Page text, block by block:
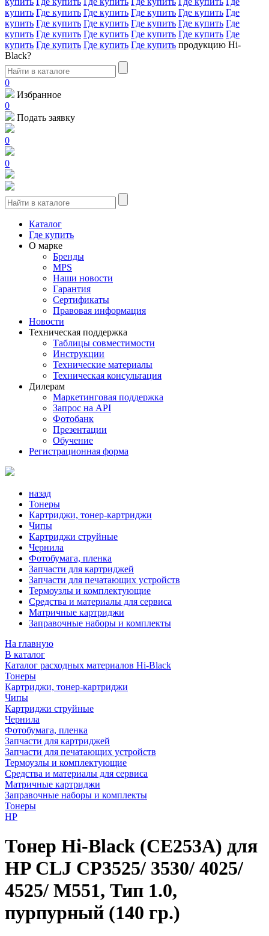
купить Где купить Где купить Где купить Где купить Где
купить Где купить Где купить Где купить Где купить Где
купить Где купить Где купить Где купить Где купить Где
купить Где купить Где купить Где купить продукцию Hi-
Black?
0
Избранное
0
Подать заявку
0
0
Каталог
Где купить
О марке
Бренды
MPS
Наши новости
Гарантия
Сертификаты
Правовая информация
Новости
Техническая поддержка
Таблицы совместимости
Инструкции
Технические материалы
Техническая консультация
Дилерам
Маркетинговая поддержка
Запрос на API
Фотобанк
Презентации
Обучение
Регистрационная форма
назад
Тонеры
Картриджи, тонер-картриджи
Чипы
Картриджи струйные
Чернила
Фотобумага, пленка
Запчасти для картриджей
Запчасти для печатающих устройств
Термоузлы и комплектующие
Средства и материалы для сервиса
Матричные картриджи
Заправочные наборы и комплекты
На главную
В каталог
Каталог расходных материалов Hi-Black
Тонеры
Картриджи, тонер-картриджи
Чипы
Картриджи струйные
Чернила
Фотобумага, пленка
Запчасти для картриджей
Запчасти для печатающих устройств
Термоузлы и комплектующие
Средства и материалы для сервиса
Матричные картриджи
Заправочные наборы и комплекты
Тонеры
HP
Тонер Hi-Black (CE253A) для
HP CLJ CP3525/ 3530/ 4025/
4525/ M551, Тип 1.0,
пурпурный (140 гр.)